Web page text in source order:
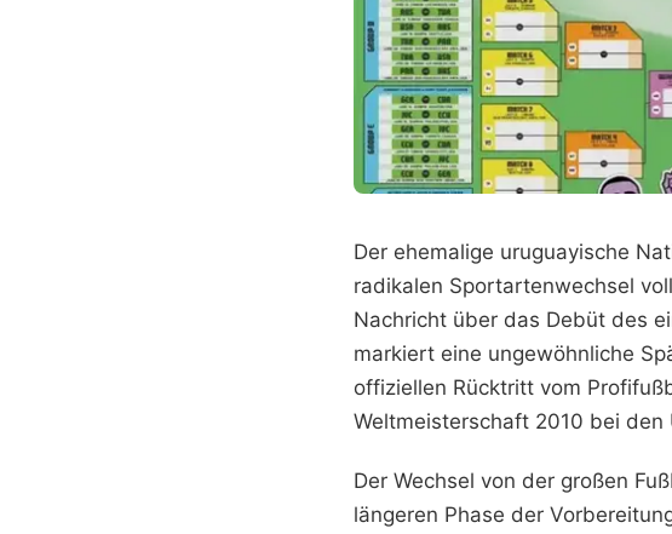
Der ehemalige uruguayische
radikalen Sportartenwechsel
Nachricht über das Debüt des
markiert eine ungewöhnliche
offiziellen Rücktritt vom
Weltmeisterschaft 2010 bei den
Der Wechsel von der großen
längeren Phase der